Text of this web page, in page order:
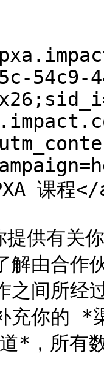
54c9-
课程</
供有关
解由合作
之间所
充你的 *
*，所有